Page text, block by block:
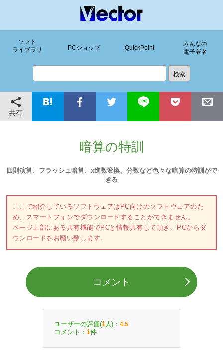
ソフト
ライブラリ
PCショップ QuickPoint
みんなの
電子署名
共有
暗算の特訓
四則演算、フラッシュ暗算、x進数変換、分数など色々な暗算の特訓がで
きる
ここで紹介しているソフトウェアはPC向けのソフトウェアのた
め、スマートフォンでダウンロードすることができません。
ページ上部にある共有機能でPCと情報共有して頂き、PCからダ
ウンロードをお願い致します。
コメント
ユーザーの評価(1 人)： 4.5
コメント： 1件